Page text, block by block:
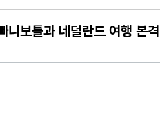
해 긴 머리 싹둑…과감한 단발 변신
’ 임영웅, 7월 상금 전액 기부
엽X이혜리, 이대로 헤어지나? 황
니보틀과 네덜란드 여행 본